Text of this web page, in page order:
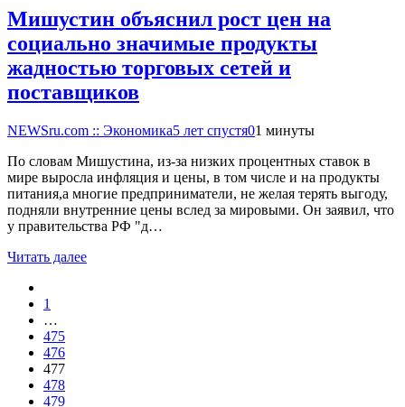
Мишустин объяснил рост цен на
социально значимые продукты
жадностью торговых сетей и
поставщиков
NEWSru.com :: Экономика5 лет спустя01 минуты
По словам Мишустина, из-за низких процентных ставок в
мире выросла инфляция и цены, в том числе и на продукты
питания,а многие предприниматели, не желая терять выгоду,
подняли внутренние цены вслед за мировыми. Он заявил, что
у правительства РФ "д…
Читать далее
1
…
475
476
477
478
479